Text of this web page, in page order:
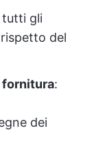
gli
del
fornitura:
dei